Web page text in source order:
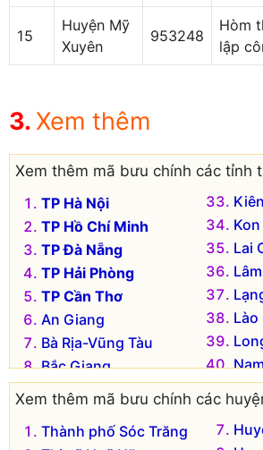
15
Huyện Mỹ
Xuyên
953248
Hòm
lập
Xem thêm
Xem thêm mã bưu chính các tỉnh
TP Hà Nội
TP Hồ Chí Minh
TP Đà Nẵng
TP Hải Phòng
TP Cần Thơ
An Giang
Bà Rịa-Vũng Tàu
Bắc Giang
Bắc Kạn
Bắc Ninh
Lai
Lào
Xem thêm mã bưu chính các
Thành phố Sóc Trăng